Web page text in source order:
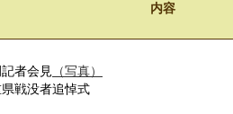
内容
者会見 （写真）
戦没者追悼式